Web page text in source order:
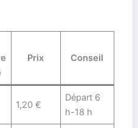
Prix Conseil
1,20 €
Départ 6
h-18 h